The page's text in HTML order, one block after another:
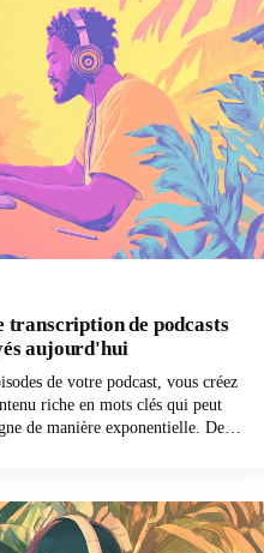
transcription de podcasts
aujourd'hui
de votre podcast, vous créez
riche en mots clés qui peut
de manière exponentielle. De
C'est du temps que vous pourriez
à établir des liens avec votre